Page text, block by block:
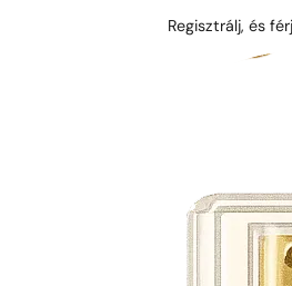
Regisztrálj, és